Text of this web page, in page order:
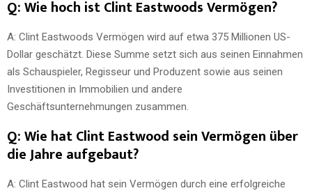
Q: Wie hoch ist Clint Eastwoods Vermögen?
A: Clint Eastwoods Vermögen wird auf etwa 375 Millionen US-
Dollar geschätzt. Diese Summe setzt sich aus seinen Einnahmen
als Schauspieler, Regisseur und Produzent sowie aus seinen
Investitionen in Immobilien und andere
Geschäftsunternehmungen zusammen.
Q: Wie hat Clint Eastwood sein Vermögen über
die Jahre aufgebaut?
A: Clint Eastwood hat sein Vermögen durch eine erfolgreiche